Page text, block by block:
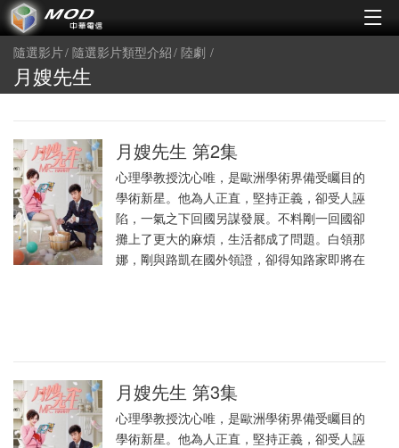
隨選影片 隨選影片類型介紹 陸劇
月嫂先生
月嫂先生 第2集
心理學教授沈心唯，是歐洲學術界備受矚目的
學術新星。他為人正直，堅持正義，卻受人誣
陷，一氣之下回國另謀發展。不料剛一回國卻
攤上了更大的麻煩，生活都成了問題。白領那
娜，剛與路凱在國外領證，卻得知路家即將在
月嫂先生 第3集
心理學教授沈心唯，是歐洲學術界備受矚目的
學術新星。他為人正直，堅持正義，卻受人誣